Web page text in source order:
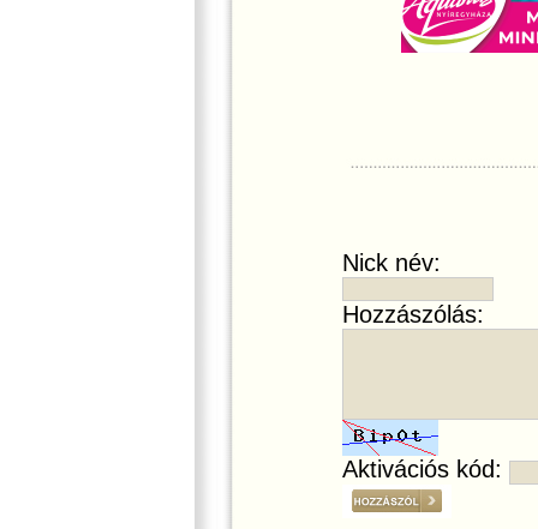
Nick név:
Hozzászólás:
Aktivációs kód: